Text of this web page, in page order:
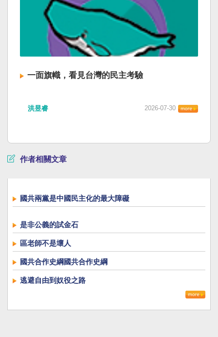
一面旗幟，看見台灣的民主考驗
洪昱睿 2026-07-30
作者相關文章
國共兩黨是中國民主化的最大障礙
是非公義的試金石
區老師不是壞人
國共合作史綱國共合作史綱
逃避自由到奴役之路